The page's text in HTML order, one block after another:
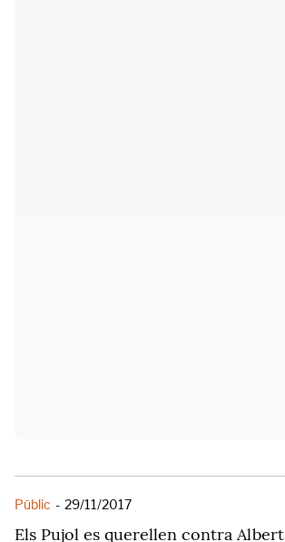
Públic - 29/11/2017
Els Pujol es querellen contra Albert